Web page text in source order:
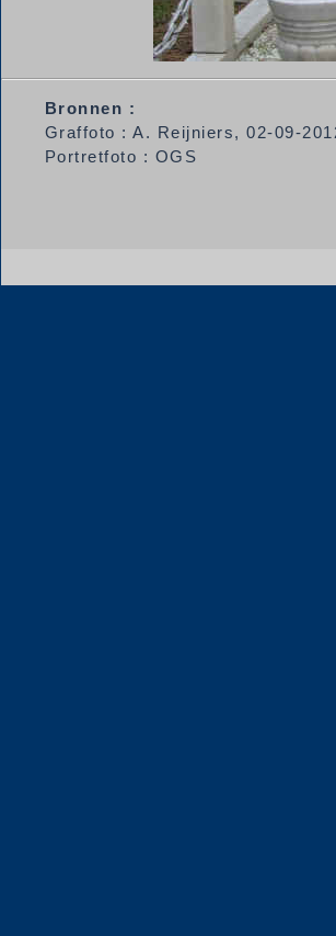
Bronnen :
Graffoto : A. Reijniers, 02-09-
Portretfoto : OGS